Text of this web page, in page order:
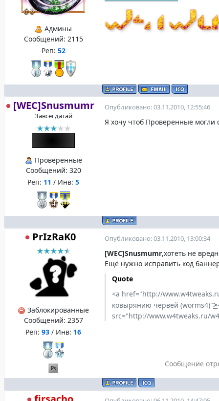
Админы
Сообщений: 2115
Реп: 52
[WEC]Snusmumr
Завсегдатай
Проверенные
Сообщений: 320
Реп: 11 / Инв: 5
Опубликовано: 03.11.2010, 12:55:46
Я хочу чтоб Проверенные могли
PrIzRaK0
Заблокированные
Сообщений: 2357
Реп: 93 / Инв: 16
Опубликовано: 03.11.2010, 13:00:34
[WEC]Snusmumr,хотеть не
Ещё нужно исправить код
Quote
<a href="http://
ковырянию червей (worms4)">
src="http://www.w4tweaks.ru/
Сообщение